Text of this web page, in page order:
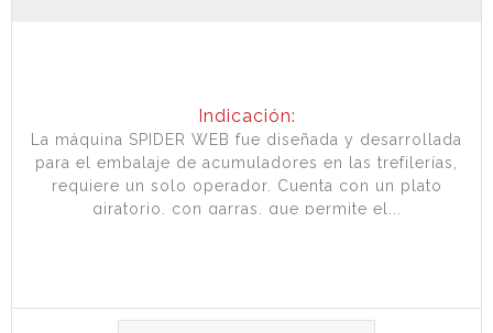
Indicación:
La máquina SPIDER WEB fue diseñada y desarrollada
para el embalaje de acumuladores en las trefilerías,
requiere un solo operador. Cuenta con un plato
giratorio, con garras, que permite el...